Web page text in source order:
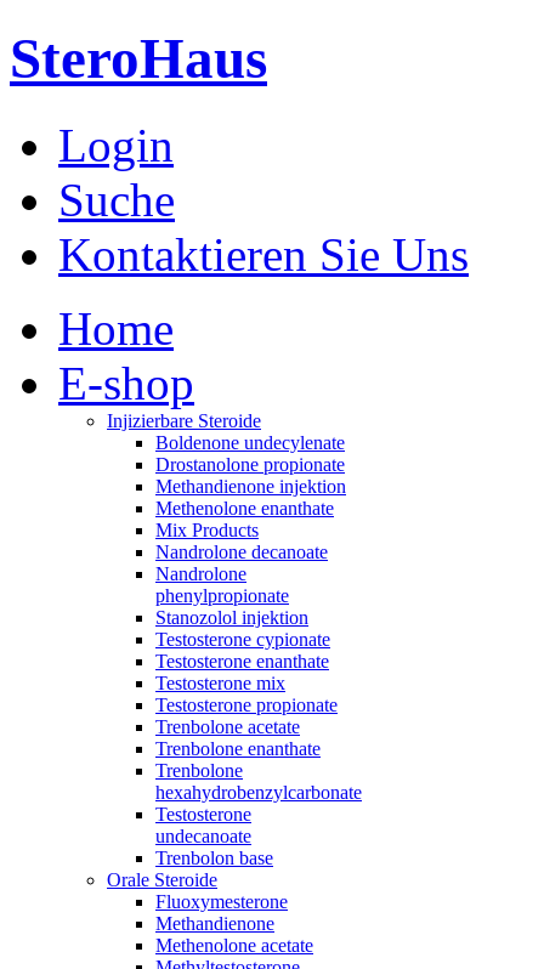
SteroHaus
Login
Suche
Kontaktieren Sie Uns
Home
E-shop
Injizierbare Steroide
Boldenone undecylenate
Drostanolone propionate
Methandienone injektion
Methenolone enanthate
Mix Products
Nandrolone decanoate
Nandrolone
phenylpropionate
Stanozolol injektion
Testosterone cypionate
Testosterone enanthate
Testosterone mix
Testosterone propionate
Trenbolone acetate
Trenbolone enanthate
Trenbolone
hexahydrobenzylcarbonate
Testosterone
undecanoate
Trenbolon base
Orale Steroide
Fluoxymesterone
Methandienone
Methenolone acetate